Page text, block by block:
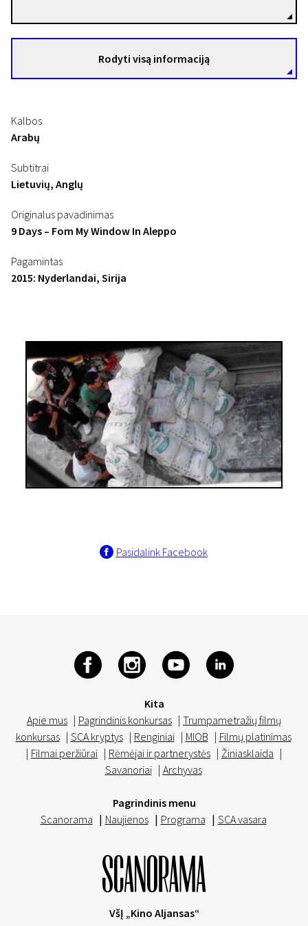
Rodyti visą informaciją
Kalbos
Arabų
Subtitrai
Lietuvių, Anglų
Originalus pavadinimas
9 Days – Fom My Window In Aleppo
Pagamintas
2015: Nyderlandai, Sirija
Pasidalink Facebook
Kita
Apie mus | Pagrindinis konkursas | Trumpametražių filmų
konkursas | SCA kryptys | Renginiai | MIOB | Filmų platinimas
| Filmai peržiūrai | Rėmėjai ir partnerystės | Žiniasklaida |
Savanoriai | Archyvas
Pagrindinis menu
Scanorama | Naujienos | Programa | SCA vasara
VšĮ „Kino Aljansas“